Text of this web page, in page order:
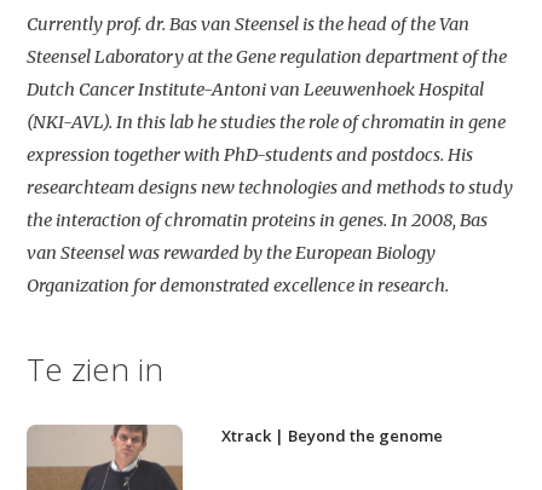
Home
Agenda
Video
Podcast
Artikelen
Contact
Currently prof. dr. Bas van Steensel is the head of the Van
Steensel Laboratory at the Gene regulation department of the
Dutch Cancer Institute-Antoni van Leeuwenhoek Hospital
(NKI-AVL). In this lab he studies the role of chromatin in gene
expression together with PhD-students and postdocs. His
researchteam designs new technologies and methods to study
the interaction of chromatin proteins in genes. In 2008, Bas
van Steensel was rewarded by the European Biology
Organization for demonstrated excellence in research.
Te zien in
Xtrack | Beyond the genome